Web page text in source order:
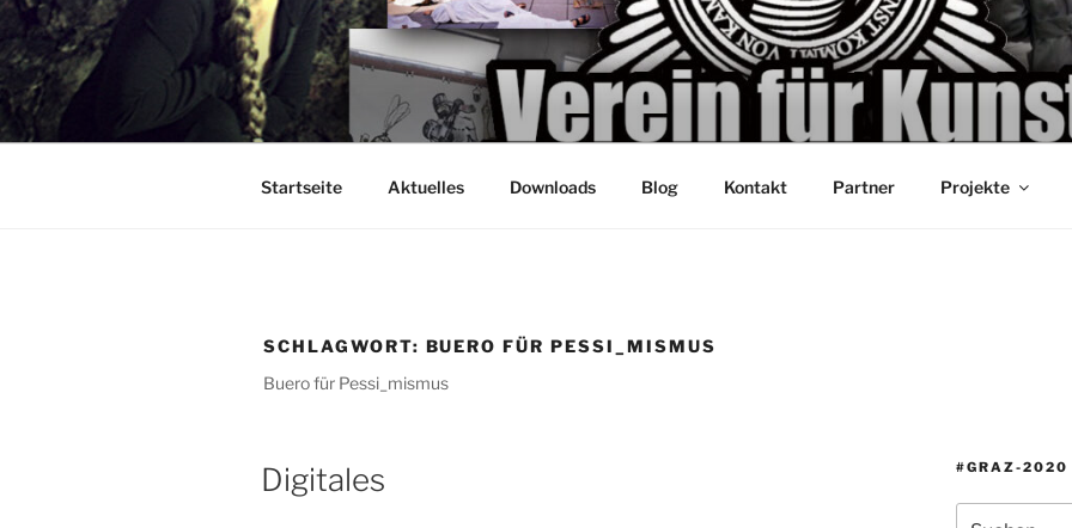
Zum
Inhalt
springen
Startseite Aktuelles Downloads Blog Kontakt Partner Projekte
SCHLAGWORT: BUERO FÜR PESSI_MISMUS
Buero für Pessi_mismus
Digitales #GRAZ-2020